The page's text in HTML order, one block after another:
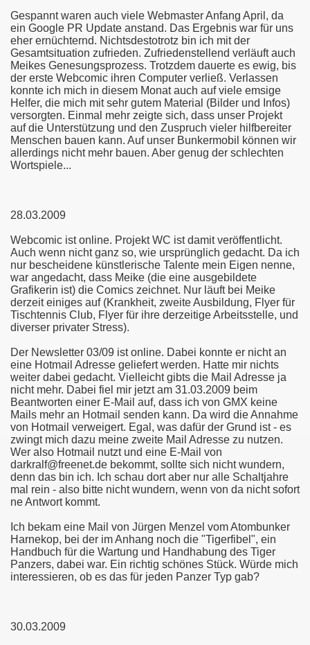
Gespannt waren auch viele Webmaster Anfang April, da
ein Google PR Update anstand. Das Ergebnis war für uns
eher ernüchternd. Nichtsdestotrotz bin ich mit der
Gesamtsituation zufrieden. Zufriedenstellend verläuft auch
Meikes Genesungsprozess. Trotzdem dauerte es ewig, bis
der erste Webcomic ihren Computer verließ. Verlassen
konnte ich mich in diesem Monat auch auf viele emsige
Helfer, die mich mit sehr gutem Material (Bilder und Infos)
versorgten. Einmal mehr zeigte sich, dass unser Projekt
auf die Unterstützung und den Zuspruch vieler hilfbereiter
Menschen bauen kann. Auf unser Bunkermobil können wir
allerdings nicht mehr bauen. Aber genug der schlechten
Wortspiele...
28.03.2009
Webcomic ist online. Projekt WC ist damit veröffentlicht.
Auch wenn nicht ganz so, wie ursprünglich gedacht. Da ich
nur bescheidene künstlerische Talente mein Eigen nenne,
war angedacht, dass Meike (die eine ausgebildete
Grafikerin ist) die Comics zeichnet. Nur läuft bei Meike
derzeit einiges auf (Krankheit, zweite Ausbildung, Flyer für
Tischtennis Club, Flyer für ihre derzeitige Arbeitsstelle, und
diverser privater Stress).
Der Newsletter 03/09 ist online. Dabei konnte er nicht an
eine Hotmail Adresse geliefert werden. Hatte mir nichts
weiter dabei gedacht. Vielleicht gibts die Mail Adresse ja
nicht mehr. Dabei fiel mir jetzt am 31.03.2009 beim
Beantworten einer E-Mail auf, dass ich von GMX keine
Mails mehr an Hotmail senden kann. Da wird die Annahme
von Hotmail verweigert. Egal, was dafür der Grund ist - es
zwingt mich dazu meine zweite Mail Adresse zu nutzen.
Wer also Hotmail nutzt und eine E-Mail von
darkralf@freenet.de bekommt, sollte sich nicht wundern,
denn das bin ich. Ich schau dort aber nur alle Schaltjahre
mal rein - also bitte nicht wundern, wenn von da nicht sofort
ne Antwort kommt.
Ich bekam eine Mail von Jürgen Menzel vom Atombunker
Harnekop, bei der im Anhang noch die "Tigerfibel", ein
Handbuch für die Wartung und Handhabung des Tiger
Panzers, dabei war. Ein richtig schönes Stück. Würde mich
interessieren, ob es das für jeden Panzer Typ gab?
30.03.2009